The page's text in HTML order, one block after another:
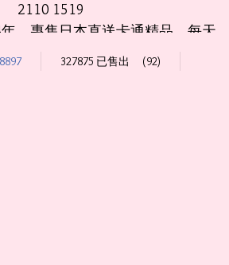
2110 1519
，專售日本直送卡通精品，每天
過千款商品現貨發售，亦專設訂
公仔！歡迎自助下單！
327875 已售出 (92)